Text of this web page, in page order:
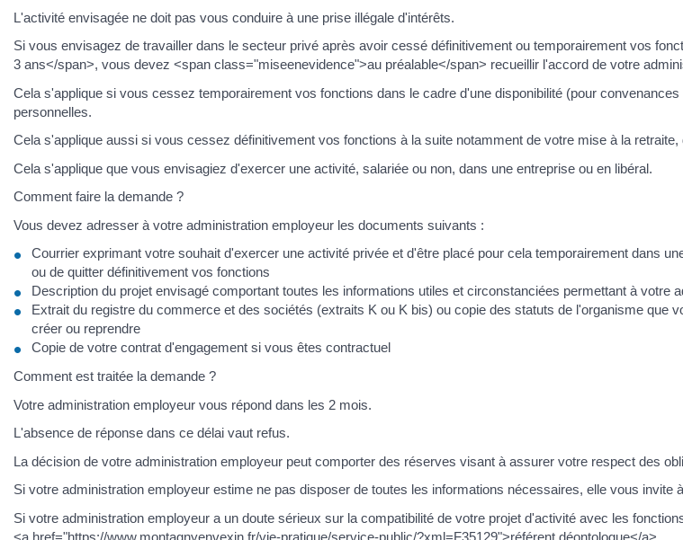
L'activité envisagée ne doit pas vous conduire à une prise illégale d'intérêts.
Si vous envisagez de travailler dans le secteur privé après avoir cessé définitivement ou temporairement vos
3 ans</span>, vous devez <span class="miseenevidence">au préalable</span> recueillir l'accord de votre
Cela s'applique si vous cessez temporairement vos fonctions dans le cadre d'une disponibilité (pour
personnelles.
Cela s'applique aussi si vous cessez définitivement vos fonctions à la suite notamment de votre mise à la
Cela s'applique que vous envisagiez d'exercer une activité, salariée ou non, dans une entreprise ou en libéral.
Comment faire la demande ?
Vous devez adresser à votre administration employeur les documents suivants :
Courrier exprimant votre souhait d'exercer une activité privée et d'être placé pour cela temporairement dans
ou de quitter définitivement vos fonctions
Description du projet envisagé comportant toutes les informations utiles et circonstanciées permettant à votre
Extrait du registre du commerce et des sociétés (extraits K ou K bis) ou copie des statuts de l'organisme que
créer ou reprendre
Copie de votre contrat d'engagement si vous êtes contractuel
Comment est traitée la demande ?
Votre administration employeur vous répond dans les 2 mois.
L'absence de réponse dans ce délai vaut refus.
La décision de votre administration employeur peut comporter des réserves visant à assurer votre respect des
Si votre administration employeur estime ne pas disposer de toutes les informations nécessaires, elle vous
Si votre administration employeur a un doute sérieux sur la compatibilité de votre projet d'activité avec les
<a href="https://www.montagnyenvexin.fr/vie-pratique/service-public/?xml=F35129">référent déontologue</a>.